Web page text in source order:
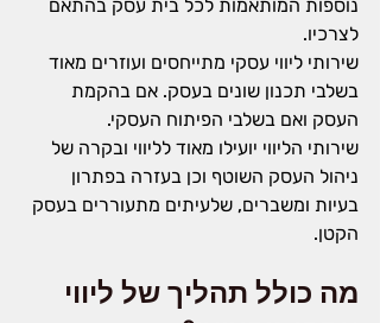
נוספות המותאמות לכל בית עסק בהתאם
לצרכיו.
שירותי ליווי עסקי מתייחסים ועוזרים מאוד
בשלבי תכנון שונים בעסק. אם בהקמת
העסק ואם בשלבי הפיתוח העסקי.
שירותי הליווי יועילו מאוד לליווי ובקרה של
ניהול העסק השוטף וכן בעזרה בפתרון
בעיות ומשברים, שלעיתים מתעוררים בעסק
הקטן.
מה כולל תהליך של ליווי